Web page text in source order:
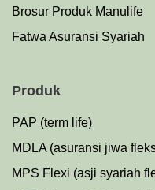
Brosur Produk Manulife
Fatwa Asuransi Syariah
Produk
PAP (term life)
MDLA (asuransi jiwa
MPS Flexi (asji syariah